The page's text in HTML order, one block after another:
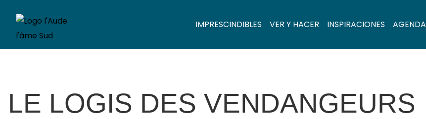
IMPRESCINDIBLES VER Y HACER INSPIRACIONES AGENDA
LE LOGIS DES VENDANGEURS